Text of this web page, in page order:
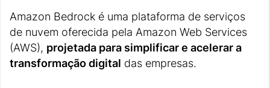
Amazon Bedrock é uma plataforma de serviços
de nuvem oferecida pela Amazon Web Services
(AWS), projetada para simplificar e acelerar a
transformação digital das empresas.